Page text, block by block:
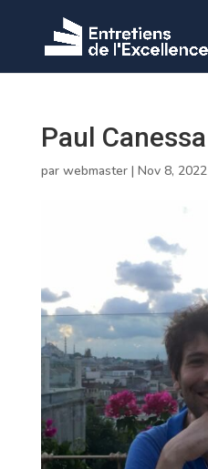
Paul Canessa
par webmaster| Nov 8, 2022